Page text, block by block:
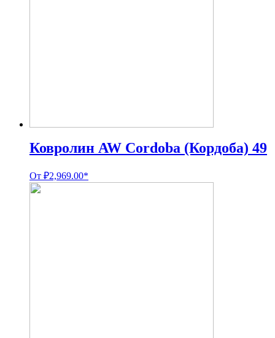
Ковролин AW Cordoba (Кордоба) 49
От ₽2,969.00*